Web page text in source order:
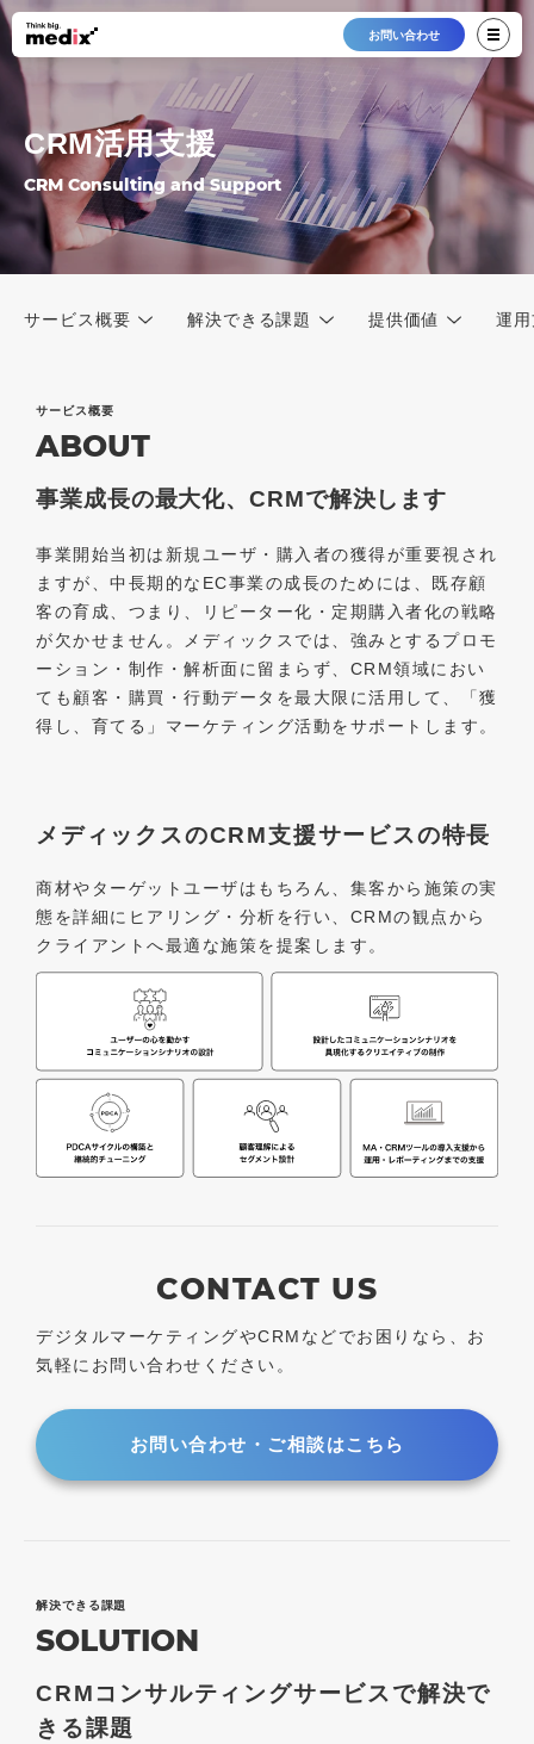
お問い合わせ
CRM活用支援
CRM Consulting and Support
サービス概要 解決できる課題 提供価値 運
サービス概要
ABOUT
事業成長の最大化、CRMで解決します
事業開始当初は新規ユーザ・購入者の獲得が重要視され
ますが、中長期的なEC事業の成長のためには、既存顧
客の育成、つまり、リピーター化・定期購入者化の戦略
が欠かせません。メディックスでは、強みとするプロモ
ーション・制作・解析面に留まらず、CRM領域におい
ても顧客・購買・行動データを最大限に活用して、「獲
得し、育てる」マーケティング活動をサポートします。
メディックスのCRM支援サービスの特長
商材やターゲットユーザはもちろん、集客から施策の実
態を詳細にヒアリング・分析を行い、CRMの観点から
クライアントへ最適な施策を提案します。
CONTACT US
デジタルマーケティングやCRMなどでお困りなら、お
気軽にお問い合わせください。
お問い合わせ・ご相談はこちら
解決できる課題
SOLUTION
CRMコンサルティングサービスで解決で
きる課題